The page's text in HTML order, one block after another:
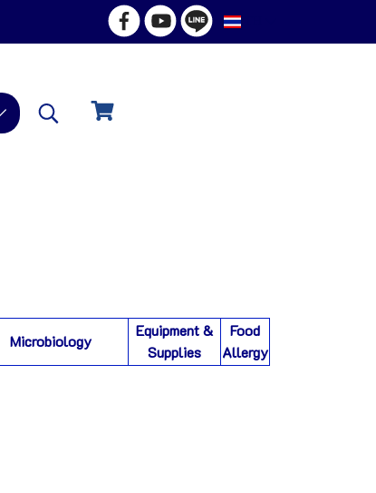
TH
Microbiology
Equipment &
Supplies
Food
Allergy